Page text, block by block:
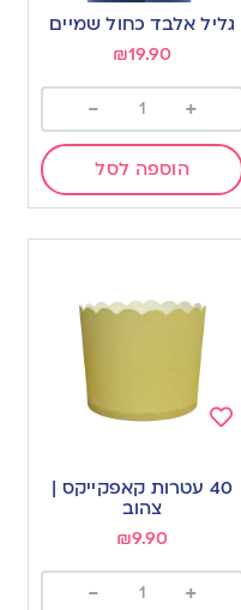
to
גליל אלבד כחול שמיים
₪19.90
+
-
הוספה לסל
to
40 עטרות קאפקייקס |
צהוב
₪9.90
+
-